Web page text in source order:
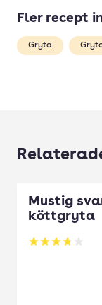
Fler recept
Gryta
Mustig
köttgryta
Betyg: 3.82 av